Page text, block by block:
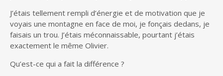
J’étais tellement rempli d’énergie et de motivation que je
voyais une montagne en face de moi, je fonçais dedans, je
faisais un trou. J’étais méconnaissable, pourtant j’étais
exactement le même Olivier.
Qu’est-ce qui a fait la différence ?